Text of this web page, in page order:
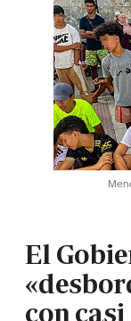
El
con